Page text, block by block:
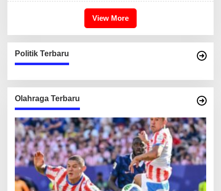
View More
Politik Terbaru
Olahraga Terbaru